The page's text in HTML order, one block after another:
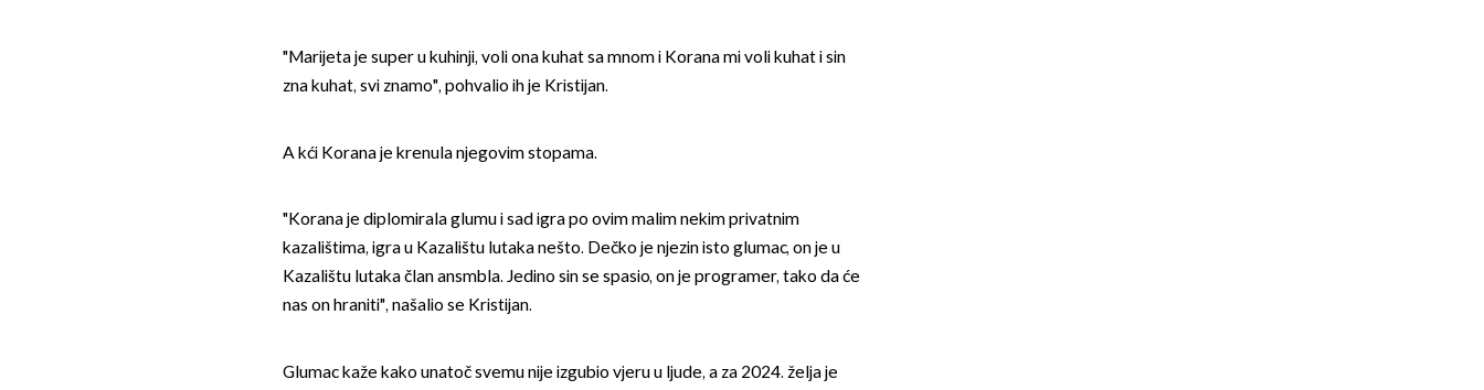
"Marijeta je super u kuhinji, voli ona kuhat sa mnom i Korana mi voli kuhat i sin
zna kuhat, svi znamo", pohvalio ih je Kristijan.
A kći Korana je krenula njegovim stopama.
"Korana je diplomirala glumu i sad igra po ovim malim nekim privatnim
kazalištima, igra u Kazalištu lutaka nešto. Dečko je njezin isto glumac, on je u
Kazalištu lutaka član ansmbla. Jedino sin se spasio, on je programer, tako da će
nas on hraniti", našalio se Kristijan.
Glumac kaže kako unatoč svemu nije izgubio vjeru u ljude, a za 2024. želja je